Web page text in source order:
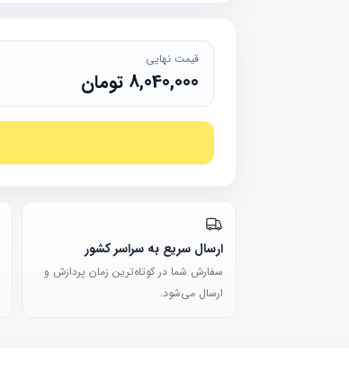
قیمت نهایی
8,040,000 تومان
ارسال سریع به سراسر کشور
سفارش شما در کوتاه‌ترین زمان پردازش و
ارسال می‌شود.